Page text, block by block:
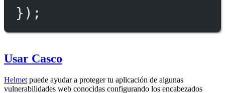
});
Usar Casco
Helmet puede ayudar a proteger tu aplicación de algunas
vulnerabilidades web conocidas configurando los encabezados